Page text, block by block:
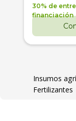
30% de
financiación
Insumos
Fertilizantes